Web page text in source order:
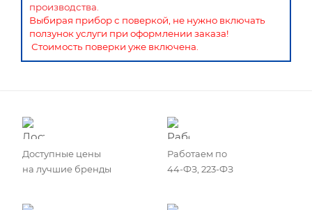
производства.
Выбирая прибор с поверкой, не нужно включать
ползунок услуги при оформлении заказа!
Стоимость поверки уже включена.
Доступные цены
на лучшие бренды
Работаем по
44-ФЗ, 223-ФЗ